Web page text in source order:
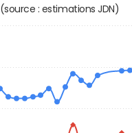
Prix au m2 (source : estimations JDN)